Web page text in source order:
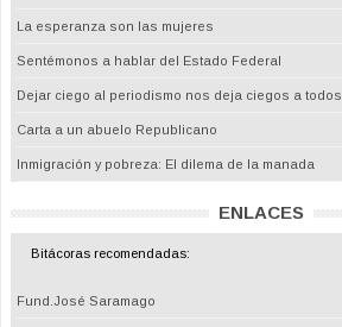
La esperanza son las mujeres
Sentémonos a hablar del Estado Federal
Dejar ciego al periodismo nos deja ciegos a todos
Carta a un abuelo Republicano
Inmigración y pobreza: El dilema de la manada
ENLACES
Bitácoras recomendadas:
Fund.José Saramago